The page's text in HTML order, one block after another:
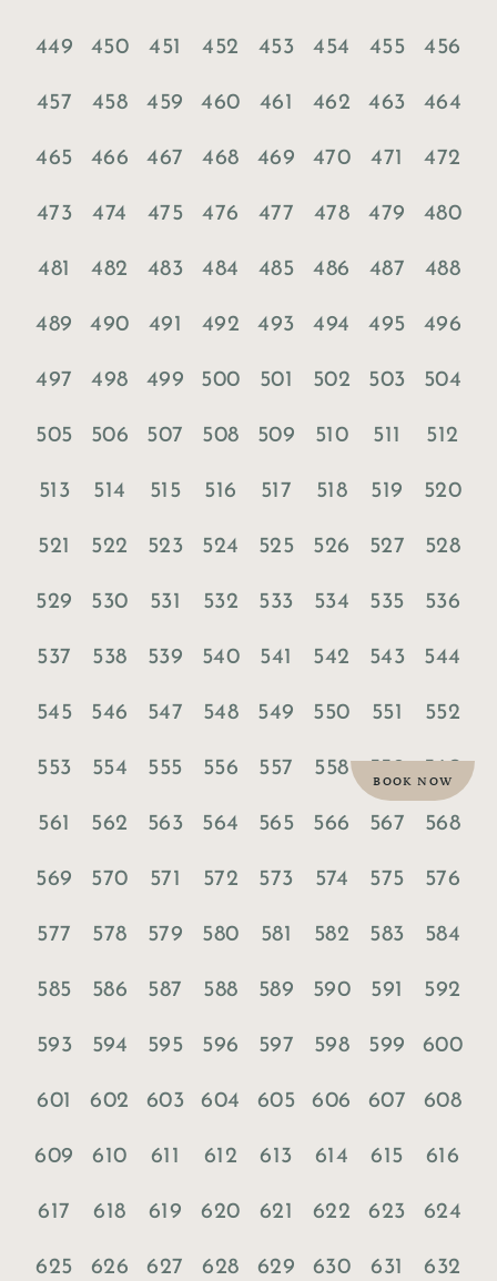
BOOK NOW
449 450 451 452 453 454 455 456
457 458 459 460 461 462 463 464
465 466 467 468 469 470 471 472
473 474 475 476 477 478 479 480
481 482 483 484 485 486 487 488
489 490 491 492 493 494 495 496
497 498 499 500 501 502 503 504
505 506 507 508 509 510 511 512
513 514 515 516 517 518 519 520
521 522 523 524 525 526 527 528
529 530 531 532 533 534 535 536
537 538 539 540 541 542 543 544
545 546 547 548 549 550 551 552
553 554 555 556 557 558
561 562 563 564 565 566 567 568
569 570 571 572 573 574 575 576
577 578 579 580 581 582 583 584
585 586 587 588 589 590 591 592
593 594 595 596 597 598 599 600
601 602 603 604 605 606 607 608
609 610 611 612 613 614 615 616
617 618 619 620 621 622 623 624
625 626 627 628 629 630 631 632